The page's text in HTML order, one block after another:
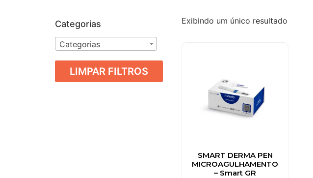
Categorias
Categorias
LIMPAR FILTROS
Exibindo um único resultado
SMART DERMA PEN
MICROAGULHAMENTO
– Smart GR